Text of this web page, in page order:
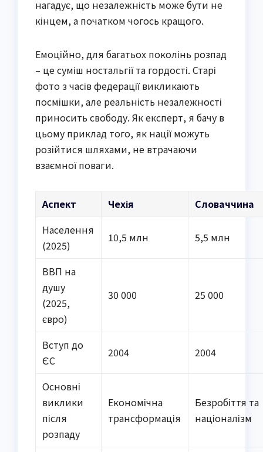
нагадує, що незалежність може бути не
кінцем, а початком чогось кращого.
Емоційно, для багатьох поколінь розпад
– це суміш ностальгії та гордості. Старі
фото з часів федерації викликають
посмішки, але реальність незалежності
приносить свободу. Як експерт, я бачу в
цьому приклад того, як нації можуть
розійтися шляхами, не втрачаючи
взаємної поваги.
Аспект Чехія
Словаччина
Населення
(2025)
10,5 млн 5,5 млн
ВВП на
душу
(2025,
євро)
30 000 25 000
Вступ до
ЄС
2004 2004
Основні
виклики
після
розпаду
Економічна
трансформація
Безробіття та
націоналізм